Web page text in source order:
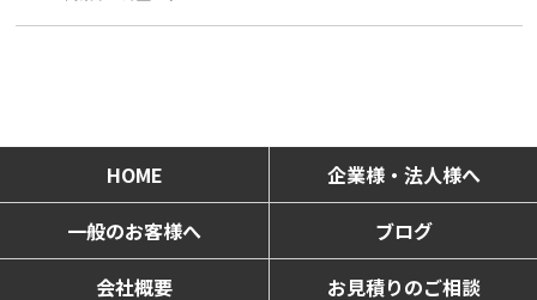
HOME
企業様・法人様へ
一般のお客様へ
ブログ
会社概要
お見積りのご相談